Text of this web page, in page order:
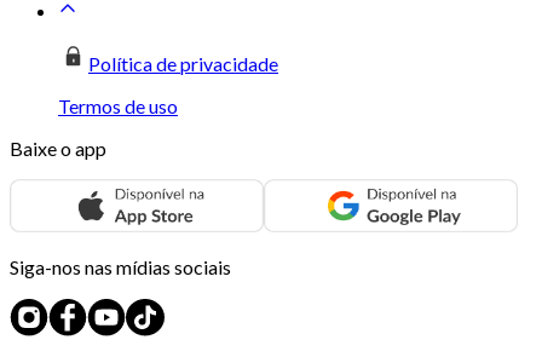
Política de privacidade
Termos de uso
Baixe o app
Siga-nos nas mídias sociais